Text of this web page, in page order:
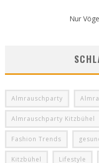
Nur
Almrauschparty
Almrauschparty Kitzbühel
Fashion Trends
Kitzbühel Lifestyle